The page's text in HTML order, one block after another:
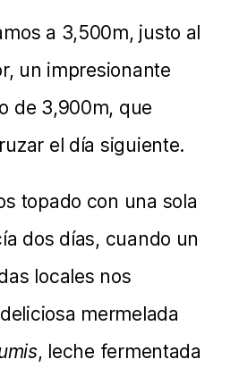
a 3,500m, justo al
un impresionante
de 3,900m, que
el día siguiente.
topado con una sola
dos días, cuando un
locales nos
mermelada
, leche fermentada